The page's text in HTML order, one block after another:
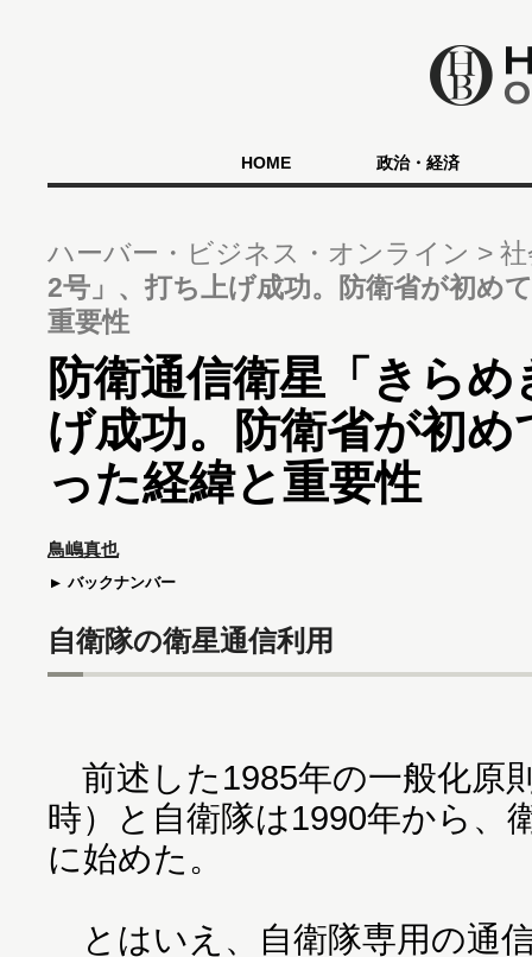
HOME 政治・経済
ハーバー・ビジネス・オンライン
2号」、打ち上げ成功。防衛省が初め
重要性
防衛通信衛星「きら
げ成功。防衛省が初
った経緯と重要性
鳥嶋真也
バックナンバー
自衛隊の衛星通信利用
前述した1985年の一般化原
時）と自衛隊は1990年から、
に始めた。
とはいえ、自衛隊専用の通